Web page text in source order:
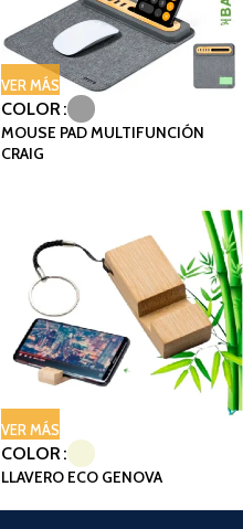
VER MÁS
COLOR
MOUSE PAD MULTIFUNCIÓN
CRAIG
VER MÁS
COLOR
LLAVERO ECO GENOVA